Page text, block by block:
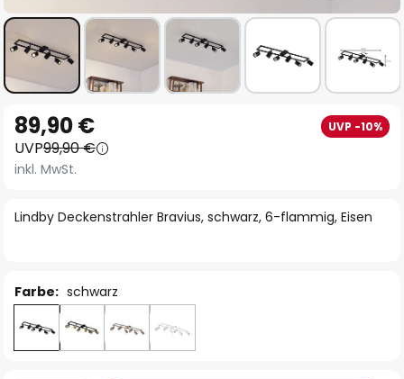
Anfang
der
Bildgalerie
Lindby Deckenstrahler Bravius, schwarz, 6-flammig, Eisen
89,90 € UVP -10%
UVP99,90 €
inkl. MwSt.
Farbe: schwarz